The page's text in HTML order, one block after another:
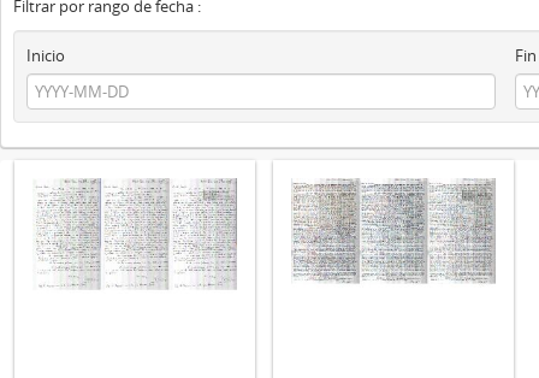
Filtrar por rango de fecha :
Inicio Fin